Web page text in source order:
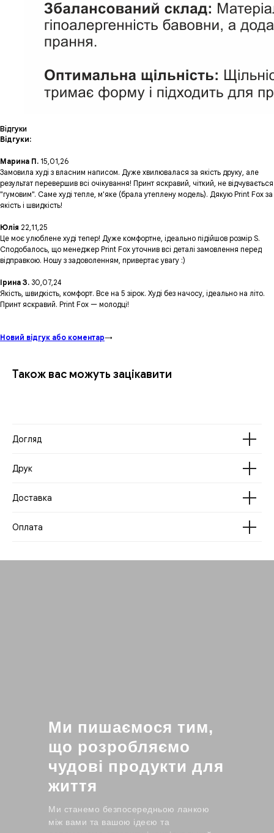
Відгуки
Відгуки:
Марина П. 15,01,26
Замовила худі з власним написом. Дуже хвилювалася за якість друку, але
результат перевершив всі очікування! Принт яскравий, чіткий, не відчувається
"гумовим". Саме худі тепле, м'яке (брала утеплену модель). Дякую Print Fox за
якість і швидкість!
Юлія 22,11,25
Це моє улюблене худі тепер! Дуже комфортне, ідеально підійшов розмір S.
Сподобалось, що менеджер Print Fox уточнив всі деталі замовлення перед
відправкою. Ношу з задоволенням, привертає увагу :)
Ірина З. 30,07,24
Якість, швидкість, комфорт. Все на 5 зірок. Худі без начосу, ідеально на літо.
Принт яскравий. Print Fox — молодці!
Новий відгук або коментар→
Також вас можуть зацікавити
Догляд
Друк
Доставка
Оплата
Ми пишаємося тим,
що розробляємо
чудові продукти для
життя
Ми станемо безпосередньою ланкою
між вами та вашою ідеєю та